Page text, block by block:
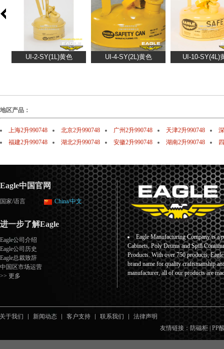
地区产品：
上海2升990748 北京2升990748 广州2升990748 天津2升990748
福建2升990748
湖北2升990748 安徽2升990748 湖南2升990748
Eagle中国官网
国家/语言 China/中文
进一步了解Eagle
Eagle公司介绍
Eagle公司历史
Eagle总裁致辞
中国区市场运营
>> 更多
Eagle Manufacturing Company is a
Cabinets, Poly Drums and Spill
Products. With over 750 products,
brand name for quality craftsmanship
manufacturer, all of our products are
关于我们 新闻动态 客户支持 联系我们
法律声明
友情链接： 防磁柜 PP